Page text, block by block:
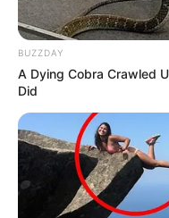
BUZZDAY
A Dying Cobra Crawled
Did